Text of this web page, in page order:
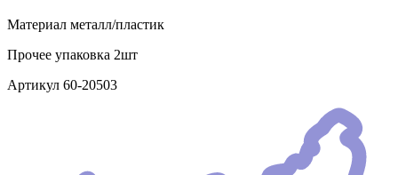
Материал металл/пластик
Прочее упаковка 2шт
Артикул 60-20503